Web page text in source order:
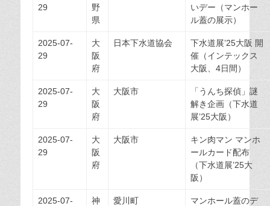
29
野
県
いデー（マンホー
ル蓋の展示）
2025-07-
29
大
阪
府
日本下水道協会
下水道展’25大阪 開
催（インテックス
大阪、4日間）
2025-07-
29
大
阪
府
大阪市
「うんち探偵」謎
解き企画（下水道
展’25大阪）
2025-07-
29
大
阪
府
大阪市
キン肉マン マンホ
ールカード配布
（下水道展’25大
阪）
2025-07-
神
愛川町
マンホール蓋のデ